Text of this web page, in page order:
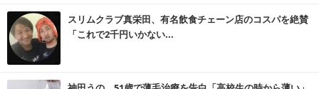
スリムクラブ真栄田、有名飲食チェーン店のコスパを絶賛
「これで2千円いかない...